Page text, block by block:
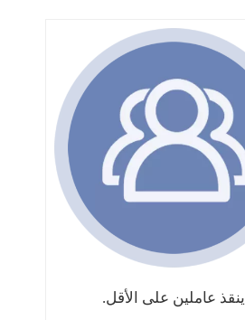
ينقذ عاملين على الأقل.